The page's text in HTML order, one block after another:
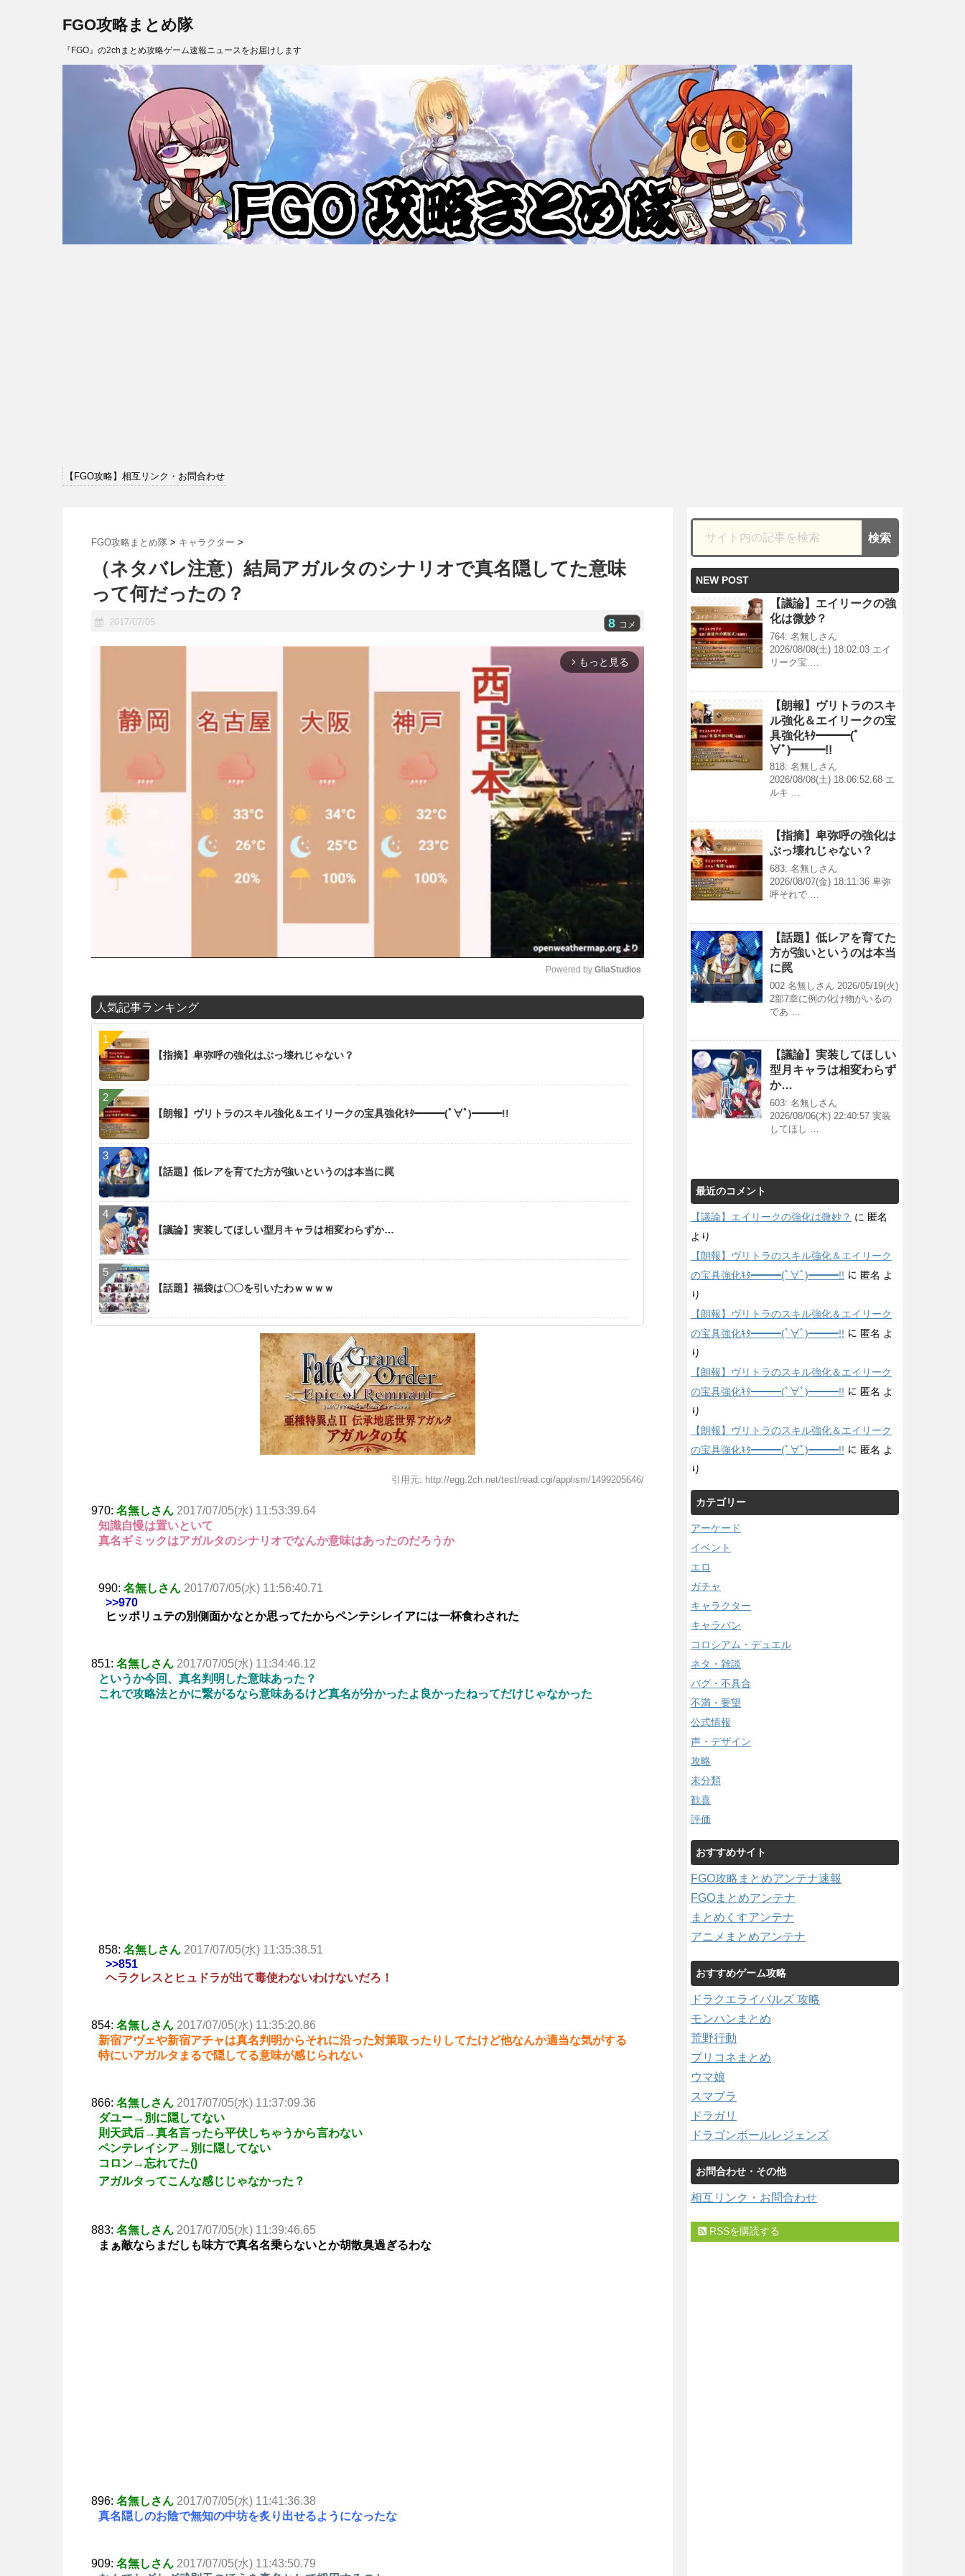
FGO攻略まとめ隊
『FGO』の2chまとめ攻略ゲーム速報ニュースをお届けします
【FGO攻略】相互リンク・お問合わせ
FGO攻略まとめ隊 > キャラクター >
（ネタバレ注意）結局アガルタのシナリオで真名隠してた意味
って何だったの？
2017/07/05 8 コメ
arrow_forward_ios もっと見る
Powered by GliaStudios
人気記事ランキング
【指摘】卑弥呼の強化はぶっ壊れじゃない？
【朗報】ヴリトラのスキル強化＆エイリークの宝具強化ｷﾀ━━━(ﾟ∀ﾟ)━━━!!
【話題】低レアを育てた方が強いというのは本当に罠
【議論】実装してほしい型月キャラは相変わらずか…
【話題】福袋は〇〇を引いたわｗｗｗｗ
引用元: http://egg.2ch.net/test/read.cgi/applism/1499205646/
970: 名無しさん 2017/07/05(水) 11:53:39.64
知識自慢は置いといて
真名ギミックはアガルタのシナリオでなんか意味はあったのだろうか
990: 名無しさん 2017/07/05(水) 11:56:40.71
>>970
ヒッポリュテの別側面かなとか思ってたからペンテシレイアには一杯食わされた
851: 名無しさん 2017/07/05(水) 11:34:46.12
というか今回、真名判明した意味あった？
これで攻略法とかに繋がるなら意味あるけど真名が分かったよ良かったねってだけじゃなかった
858: 名無しさん 2017/07/05(水) 11:35:38.51
>>851
ヘラクレスとヒュドラが出て毒使わないわけないだろ！
854: 名無しさん 2017/07/05(水) 11:35:20.86
新宿アヴェや新宿アチャは真名判明からそれに沿った対策取ったりしてたけど他なんか適当な気がする
特にいアガルタまるで隠してる意味が感じられない
866: 名無しさん 2017/07/05(水) 11:37:09.36
ダユー→別に隠してない
則天武后→真名言ったら平伏しちゃうから言わない
ペンテレイシア→別に隠してない
コロン→忘れてた()
アガルタってこんな感じじゃなかった？
883: 名無しさん 2017/07/05(水) 11:39:46.65
まぁ敵ならまだしも味方で真名名乗らないとか胡散臭過ぎるわな
896: 名無しさん 2017/07/05(水) 11:41:36.38
真名隠しのお陰で無知の中坊を炙り出せるようになったな
909: 名無しさん 2017/07/05(水) 11:43:50.79
NEW POST
【議論】エイリークの強
化は微妙？
764: 名無しさん
2026/08/08(土) 18:02:03 エイ
リーク宝 …
【朗報】ヴリトラのスキ
ル強化＆エイリークの宝
具強化ｷﾀ━━━(ﾟ
∀ﾟ)━━━!!
818: 名無しさん
2026/08/08(土) 18:06:52.68 エ
ルキ …
【指摘】卑弥呼の強化は
ぶっ壊れじゃない？
683: 名無しさん
2026/08/07(金) 18:11:36 卑弥
呼それで …
【話題】低レアを育てた
方が強いというのは本当
に罠
002 名無しさん 2026/05/19(火)
2部7章に例の化け物がいるの
であ …
【議論】実装してほしい
型月キャラは相変わらず
か…
603: 名無しさん
2026/08/06(木) 22:40:57 実装
してほし …
最近のコメント
【議論】エイリークの強化は微妙？ に 匿名
より
【朗報】ヴリトラのスキル強化＆エイリーク
の宝具強化ｷﾀ━━━(ﾟ∀ﾟ)━━━!! に 匿名 よ
り
【朗報】ヴリトラのスキル強化＆エイリーク
の宝具強化ｷﾀ━━━(ﾟ∀ﾟ)━━━!! に 匿名 よ
り
【朗報】ヴリトラのスキル強化＆エイリーク
の宝具強化ｷﾀ━━━(ﾟ∀ﾟ)━━━!! に 匿名 よ
り
【朗報】ヴリトラのスキル強化＆エイリーク
の宝具強化ｷﾀ━━━(ﾟ∀ﾟ)━━━!! に 匿名 よ
り
カテゴリー
アーケード
イベント
エロ
ガチャ
キャラクター
キャラバン
コロシアム・デュエル
ネタ・雑談
バグ・不具合
不満・要望
公式情報
声・デザイン
攻略
未分類
歓喜
評価
おすすめサイト
FGO攻略まとめアンテナ速報
FGOまとめアンテナ
まとめくすアンテナ
アニメまとめアンテナ
おすすめゲーム攻略
ドラクエライバルズ 攻略
モンハンまとめ
荒野行動
プリコネまとめ
ウマ娘
スマブラ
ドラガリ
ドラゴンボールレジェンズ
お問合わせ・その他
相互リンク・お問合わせ
RSSを購読する